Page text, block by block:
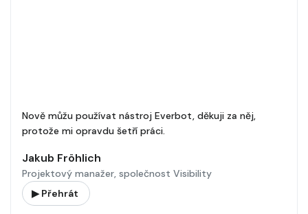
Nově můžu používat nástroj Everbot, děkuji za něj,
protože mi opravdu šetří práci.
Jakub Fröhlich
Projektový manažer, společnost Visibility
▶ Přehrát